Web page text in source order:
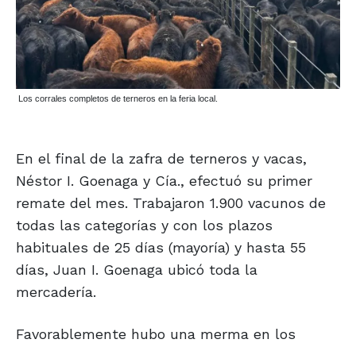
Los corrales completos de terneros en la feria local.
En el final de la zafra de terneros y vacas,
Néstor I. Goenaga y Cía., efectuó su primer
remate del mes. Trabajaron 1.900 vacunos de
todas las categorías y con los plazos
habituales de 25 días (mayoría) y hasta 55
días, Juan I. Goenaga ubicó toda la
mercadería.
Favorablemente hubo una merma en los